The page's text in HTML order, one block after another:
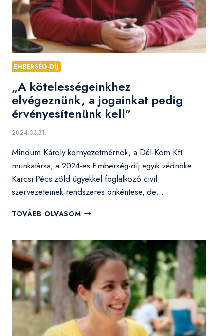
EMBERSÉG-DÍJ
„A kötelességeinkhez
elvégeznünk, a jogainkat pedig
érvényesítenünk kell”
2024.03.31.
Mindum Károly környezetmérnök, a Dél-Kom Kft.
munkatársa, a 2024-es Emberség-díj egyik védnöke.
Karcsi Pécs zöld ügyekkel foglalkozó civil
szervezeteinek rendszeres önkéntese, de…
TOVÁBB OLVASOM „A
A
JOGAINKAT
PEDIG
ÉRVÉNYESÍTENÜNK
KELL”